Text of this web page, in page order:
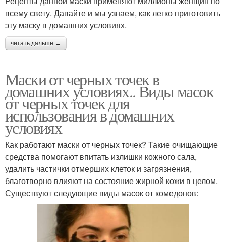
всему свету. Давайте и мы узнаем, как легко приготовить
эту маску в домашних условиях.
читать дальше →
Маски от черных точек в
домашних условиях.. Виды масок
от черных точек для
использования в домашних
условиях
Как работают маски от черных точек? Такие очищающие
средства помогают впитать излишки кожного сала,
удалить частички отмерших клеток и загрязнения,
благотворно влияют на состояние жирной кожи в целом.
Существуют следующие виды масок от комедонов: